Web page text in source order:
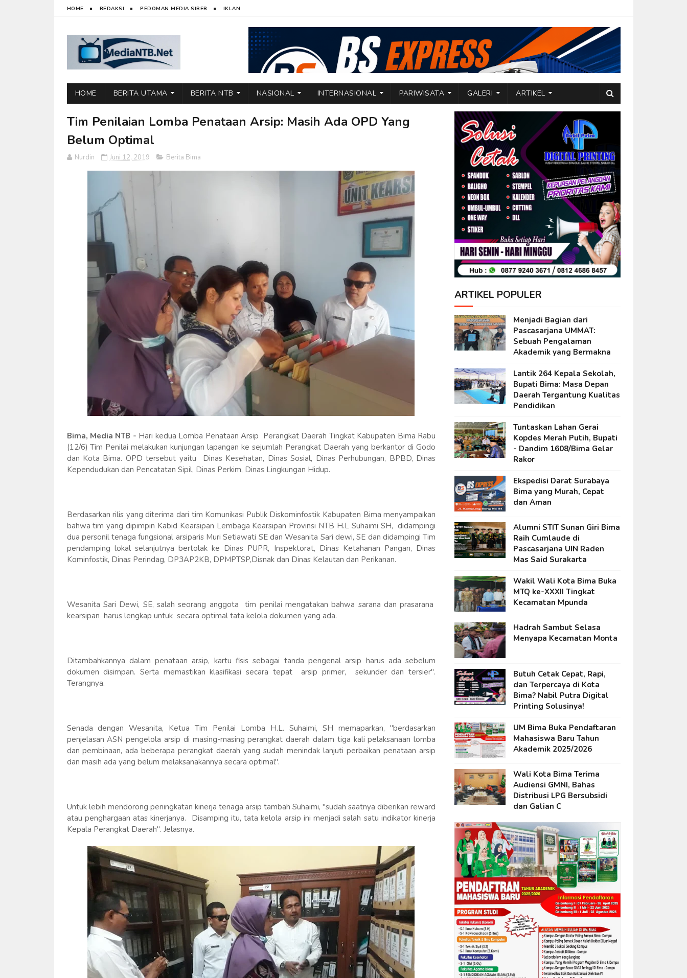
HOME REDAKSI PEDOMAN MEDIA SIBER IKLAN
HOME BERITA UTAMA BERITA NTB NASIONAL INTERNASIONAL PARIWISATA GALERI ARTIKEL
Tim Penilaian Lomba Penataan Arsip: Masih Ada OPD Yang
Belum Optimal
Nurdin Juni 12, 2019 Berita Bima
Bima, Media NTB - Hari kedua Lomba Penataan Arsip Perangkat Daerah Tingkat Kabupaten Bima Rabu
(12/6) Tim Penilai melakukan kunjungan lapangan ke sejumlah Perangkat Daerah yang berkantor di Godo
dan Kota Bima. OPD tersebut yaitu Dinas Kesehatan, Dinas Sosial, Dinas Perhubungan, BPBD, Dinas
Kependudukan dan Pencatatan Sipil, Dinas Perkim, Dinas Lingkungan Hidup.
Berdasarkan rilis yang diterima dari tim Komunikasi Publik Diskominfostik Kabupaten Bima menyampaikan
bahwa tim yang dipimpin Kabid Kearsipan Lembaga Kearsipan Provinsi NTB H.L Suhaimi SH, didampingi
dua personil tenaga fungsional arsiparis Muri Setiawati SE dan Wesanita Sari dewi, SE dan didampingi Tim
pendamping lokal selanjutnya bertolak ke Dinas PUPR, Inspektorat, Dinas Ketahanan Pangan, Dinas
Kominfostik, Dinas Perindag, DP3AP2KB, DPMPTSP,Disnak dan Dinas Kelautan dan Perikanan.
Wesanita Sari Dewi, SE, salah seorang anggota tim penilai mengatakan bahwa sarana dan prasarana
kearsipan harus lengkap untuk secara optimal tata kelola dokumen yang ada.
Ditambahkannya dalam penataan arsip, kartu fisis sebagai tanda pengenal arsip harus ada sebelum
dokumen disimpan. Serta memastikan klasifikasi secara tepat arsip primer, sekunder dan tersier".
Terangnya.
Senada dengan Wesanita, Ketua Tim Penilai Lomba H.L. Suhaimi, SH memaparkan, "berdasarkan
penjelasan ASN pengelola arsip di masing-masing perangkat daerah dalam tiga kali pelaksanaan lomba
dan pembinaan, ada beberapa perangkat daerah yang sudah menindak lanjuti perbaikan penataan arsip
dan masih ada yang belum melaksanakannya secara optimal".
Untuk lebih mendorong peningkatan kinerja tenaga arsip tambah Suhaimi, "sudah saatnya diberikan reward
atau penghargaan atas kinerjanya. Disamping itu, tata kelola arsip ini menjadi salah satu indikator kinerja
Kepala Perangkat Daerah". Jelasnya.
ARTIKEL POPULER
Menjadi Bagian dari
Pascasarjana UMMAT:
Sebuah Pengalaman
Akademik yang Bermakna
Lantik 264 Kepala Sekolah,
Bupati Bima: Masa Depan
Daerah Tergantung Kualitas
Pendidikan
Tuntaskan Lahan Gerai
Kopdes Merah Putih, Bupati
- Dandim 1608/Bima Gelar
Rakor
Ekspedisi Darat Surabaya
Bima yang Murah, Cepat
dan Aman
Alumni STIT Sunan Giri Bima
Raih Cumlaude di
Pascasarjana UIN Raden
Mas Said Surakarta
Wakil Wali Kota Bima Buka
MTQ ke-XXXII Tingkat
Kecamatan Mpunda
Hadrah Sambut Selasa
Menyapa Kecamatan Monta
Butuh Cetak Cepat, Rapi,
dan Terpercaya di Kota
Bima? Nabil Putra Digital
Printing Solusinya!
UM Bima Buka Pendaftaran
Mahasiswa Baru Tahun
Akademik 2025/2026
Wali Kota Bima Terima
Audiensi GMNI, Bahas
Distribusi LPG Bersubsidi
dan Galian C